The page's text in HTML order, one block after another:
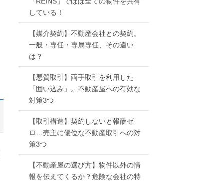
している！
【媒介契約】不動産会社との契約。
一般・専任・専属専任、その違い
は？
【悪質取引】両手取引を利用した
「囲い込み」。不動産屋への有効な
対策3つ
【取引構造】契約しないと報酬ゼ
ロ…売主に優位な不動産取引への対
策3つ
【不動産屋の選び方】物件以外の情
報を伝えてくるか？危険な会社の特